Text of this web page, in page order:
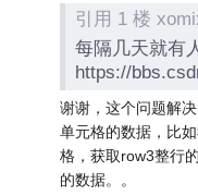
引用 1 楼
每隔几天就有
https://
谢谢，这个问题解
单元格的数据，比
格，获取row3整行
的数据。。